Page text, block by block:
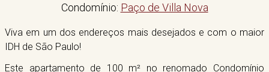
Condomínio: Paço de Villa Nova
Viva em um dos endereços mais desejados e com o maior
IDH de São Paulo!
Este apartamento de 100 m² no renomado Condomínio